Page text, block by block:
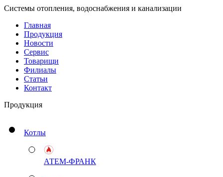
Системы отопления, водоснабжения и канализации
Главная
Продукция
Новости
Сервис
Товарищи
Филиалы
Статьи
Контакт
Продукция
Котлы
АТЕМ-ФРАНК